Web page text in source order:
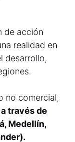
de acción
realidad en
desarrollo,
no comercial,
través de
Medellín,